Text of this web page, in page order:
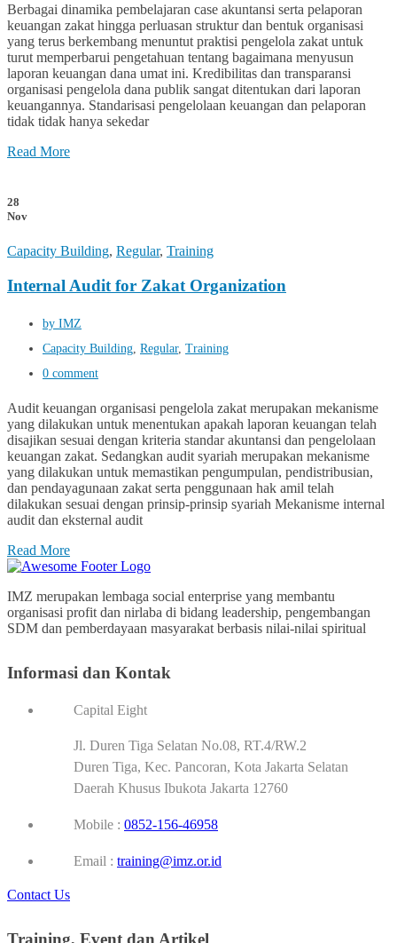
Berbagai dinamika pembelajaran case akuntansi serta pelaporan
keuangan zakat hingga perluasan struktur dan bentuk organisasi
yang terus berkembang menuntut praktisi pengelola zakat untuk
turut memperbarui pengetahuan tentang bagaimana menyusun
laporan keuangan dana umat ini. Kredibilitas dan transparansi
organisasi pengelola dana publik sangat ditentukan dari laporan
keuangannya. Standarisasi pengelolaan keuangan dan pelaporan
tidak tidak hanya sekedar
Read More
28
Nov
Capacity Building, Regular, Training
Internal Audit for Zakat Organization
by IMZ
Capacity Building, Regular, Training
0 comment
Audit keuangan organisasi pengelola zakat merupakan mekanisme
yang dilakukan untuk menentukan apakah laporan keuangan telah
disajikan sesuai dengan kriteria standar akuntansi dan pengelolaan
keuangan zakat. Sedangkan audit syariah merupakan mekanisme
yang dilakukan untuk memastikan pengumpulan, pendistribusian,
dan pendayagunaan zakat serta penggunaan hak amil telah
dilakukan sesuai dengan prinsip-prinsip syariah Mekanisme internal
audit dan eksternal audit
Read More
IMZ merupakan lembaga social enterprise yang membantu
organisasi profit dan nirlaba di bidang leadership, pengembangan
SDM dan pemberdayaan masyarakat berbasis nilai-nilai spiritual
Informasi dan Kontak
Capital Eight
Jl. Duren Tiga Selatan No.08, RT.4/RW.2
Duren Tiga, Kec. Pancoran, Kota Jakarta Selatan
Daerah Khusus Ibukota Jakarta 12760
Mobile : 0852-156-46958
Email : training@imz.or.id
Contact Us
Training, Event dan Artikel